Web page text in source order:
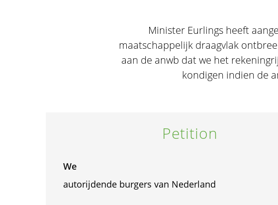
Minister Eurlings heeft
maatschappelijk draagvlak
aan de anwb dat we het
kondigen indien de
Petition
We
autorijdende burgers van Nederland